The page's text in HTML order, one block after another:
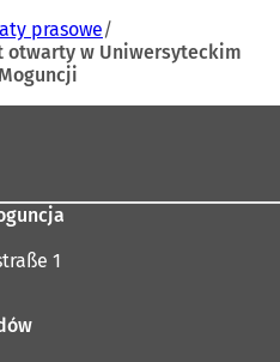
i
e
r
a
w
n
w
k
w
i
e
r
ę
prasowe
otwarty w Uniwersyteckim
1